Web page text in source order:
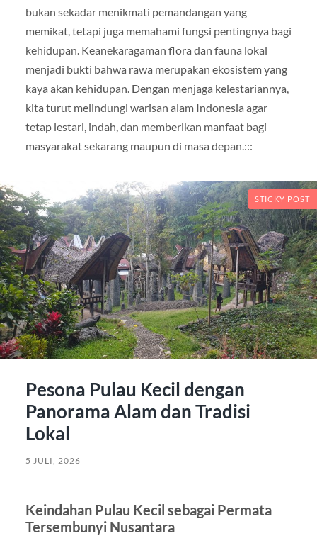
bukan sekadar menikmati pemandangan yang
memikat, tetapi juga memahami fungsi pentingnya bagi
kehidupan. Keanekaragaman flora dan fauna lokal
menjadi bukti bahwa rawa merupakan ekosistem yang
kaya akan kehidupan. Dengan menjaga kelestariannya,
kita turut melindungi warisan alam Indonesia agar
tetap lestari, indah, dan memberikan manfaat bagi
masyarakat sekarang maupun di masa depan.:::
STICKY POST
Pesona Pulau Kecil dengan
Panorama Alam dan Tradisi
Lokal
5 JULI, 2026
Keindahan Pulau Kecil sebagai Permata
Tersembunyi Nusantara